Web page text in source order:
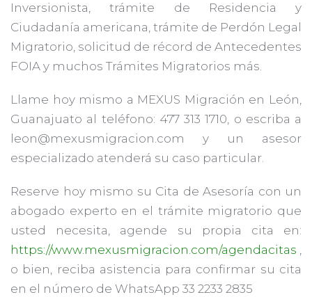
Inversionista, trámite de Residencia y
Ciudadanía americana, trámite de Perdón Legal
Migratorio, solicitud de récord de Antecedentes
FOIA y muchos Trámites Migratorios más.
Llame hoy mismo a MEXUS Migración en León,
Guanajuato al teléfono: 477 313 1710, o escriba a
leon@mexusmigracion.com y un asesor
especializado atenderá su caso particular.
Reserve hoy mismo su Cita de Asesoría con un
abogado experto en el trámite migratorio que
usted necesita, agende su propia cita en:
https://www.mexusmigracion.com/agendacitas ,
o bien, reciba asistencia para confirmar su cita
en el número de WhatsApp 33 2233 2835